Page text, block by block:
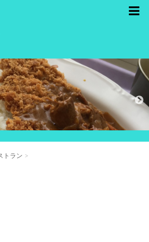
トラン >